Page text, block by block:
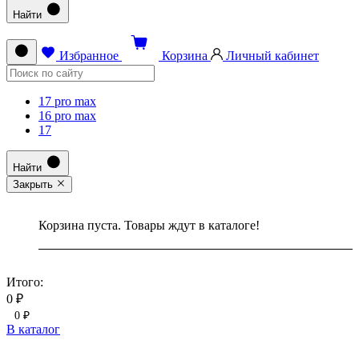
Найти
Избранное Корзина Личный кабинет
17 pro max
16 pro max
17
Найти
Закрыть
Корзина пуста. Товары ждут в каталоге!
Итого:
0 ₽
0 ₽
В каталог